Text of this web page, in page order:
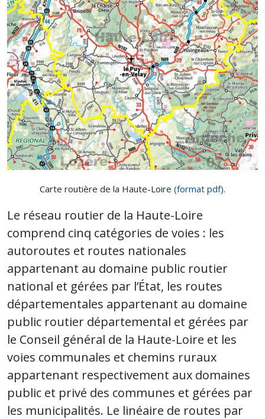
Carte routière de la Haute-Loire (format pdf).
Le réseau routier de la Haute-Loire
comprend cinq catégories de voies : les
autoroutes et routes nationales
appartenant au domaine public routier
national et gérées par l’État, les routes
départementales appartenant au domaine
public routier départemental et gérées par
le Conseil général de la Haute-Loire et les
voies communales et chemins ruraux
appartenant respectivement aux domaines
public et privé des communes et gérées par
les municipalités. Le linéaire de routes par